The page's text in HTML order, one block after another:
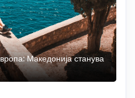
Македонија станува